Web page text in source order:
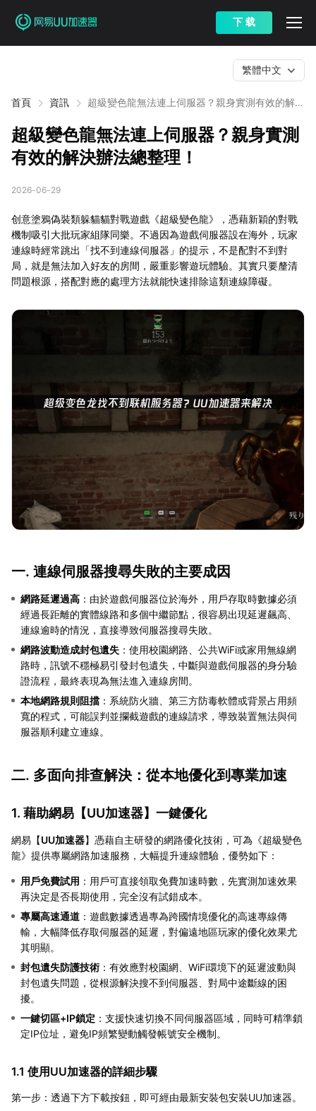
下 载
首頁 資訊
超級變色龍無法連上伺服器？親身實測有效的解決
繁體中文
超級變色龍無法連上伺服器？親身實測
有效的解決辦法總整理！
2026-06-29
创意塗鴉偽裝類躲貓貓對戰遊戲《超級變色龍》，憑藉新穎的對戰
機制吸引大批玩家組隊同樂。不過因為遊戲伺服器設在海外，玩家
連線時經常跳出「找不到連線伺服器」的提示，不是配對不到對
局，就是無法加入好友的房間，嚴重影響遊玩體驗。其實只要釐清
問題根源，搭配對應的處理方法就能快速排除這類連線障礙。
一. 連線伺服器搜尋失敗的主要成因
網路延遲過高 ：由於遊戲伺服器位於海外，用戶存取時數據必須
經過長距離的實體線路和多個中繼節點，很容易出現延遲飆高、
連線逾時的情況，直接導致伺服器搜尋失敗。
網路波動造成封包遺失 ：使用校園網路、公共WiFi或家用無線網
路時，訊號不穩極易引發封包遺失，中斷與遊戲伺服器的身分驗
證流程，最終表現為無法進入連線房間。
本地網路規則阻擋 ：系統防火牆、第三方防毒軟體或背景占用頻
寬的程式，可能誤判並攔截遊戲的連線請求，導致裝置無法與伺
服器順利建立連線。
二. 多面向排查解決：從本地優化到專業加速
1. 藉助網易【UU加速器】一鍵優化
網易【UU加速器】憑藉自主研發的網路優化技術，可為《超級變色
龍》提供專屬網路加速服務，大幅提升連線體驗，優勢如下：
用戶免費試用 ：用戶可直接領取免費加速時數，先實測加速效果
再決定是否長期使用，完全沒有試錯成本。
專屬高速通道 ：遊戲數據透過專為跨國情境優化的高速專線傳
輸，大幅降低存取伺服器的延遲，對偏遠地區玩家的優化效果尤
其明顯。
封包遺失防護技術 ：有效應對校園網、WiFi環境下的延遲波動與
封包遺失問題，從根源解決搜不到伺服器、對局中途斷線的困
擾。
一鍵切區+IP鎖定 ：支援快速切換不同伺服器區域，同時可精準鎖
定IP位址，避免IP頻繁變動觸發帳號安全機制。
1.1 使用UU加速器的詳細步驟
第一步：透過下方下載按鈕，即可經由最新安裝包安裝UU加速器。